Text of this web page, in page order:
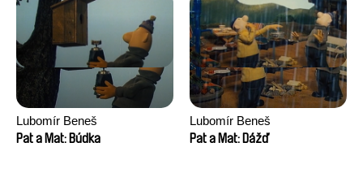
Vezzoli, Eline Zhang
Lubomír Beneš
Pat a Mat: Búdka
Lubomír Beneš
Pat a Mat: Dážď